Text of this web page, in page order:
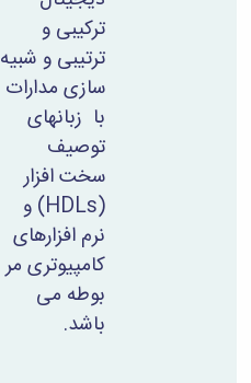
ترکیبی و
ترتیبی و شبیه
سازی مدارات
با زبانهای
توصیف
سخت افزار
(HDLs) و
نرم افزارهای
کامپیوتری مر
بوطه می
باشد.